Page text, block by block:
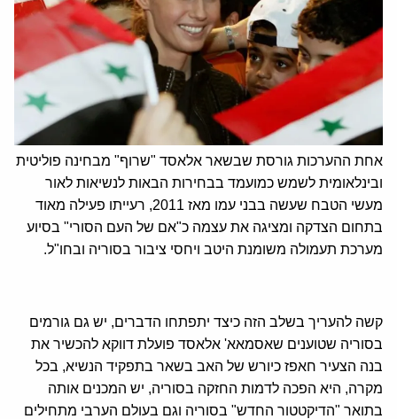
אחת ההערכות גורסת שבשאר אלאסד "שרוף" מבחינה פוליטית
ובינלאומית לשמש כמועמד בבחירות הבאות לנשיאות לאור
מעשי הטבח שעשה בבני עמו מאז 2011, רעייתו פעילה מאוד
בתחום הצדקה ומציגה את עצמה כ"אם של העם הסורי" בסיוע
מערכת תעמולה משומנת היטב ויחסי ציבור בסוריה ובחו"ל.
קשה להעריך בשלב הזה כיצד יתפתחו הדברים, יש גם גורמים
בסוריה שטוענים שאסמאא' אלאסד פועלת דווקא להכשיר את
בנה הצעיר חאפז כיורש של האב בשאר בתפקיד הנשיא, בכל
מקרה, היא הפכה לדמות החזקה בסוריה, יש המכנים אותה
בתואר "הדיקטטור החדש" בסוריה וגם בעולם הערבי מתחילים